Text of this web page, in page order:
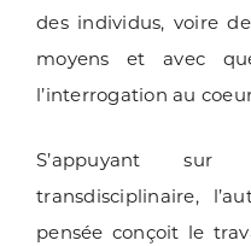
des individus, voire
moyens et avec
l’interrogation au
S’appuyant
transdisciplinaire,
pensée conçoit le